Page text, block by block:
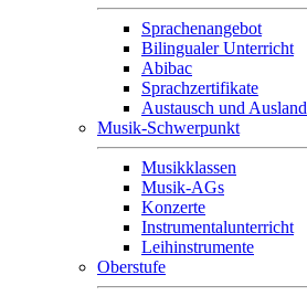
Sprachenangebot
Bilingualer Unterricht
Abibac
Sprachzertifikate
Austausch und Ausland
Musik-Schwerpunkt
Musikklassen
Musik-AGs
Konzerte
Instrumentalunterricht
Leihinstrumente
Oberstufe